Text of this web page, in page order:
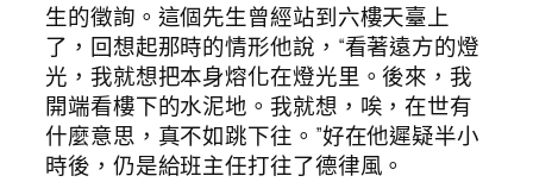
生的徵詢。這個先生曾經站到六樓天臺上
了，回想起那時的情形他說，“看著遠方的燈
光，我就想把本身熔化在燈光里。後來，我
開端看樓下的水泥地。我就想，唉，在世有
什麼意思，真不如跳下往。”好在他遲疑半小
時後，仍是給班主任打往了德律風。